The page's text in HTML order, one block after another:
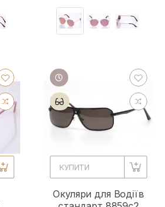
КУПИТИ
Окуляри для Водіїв